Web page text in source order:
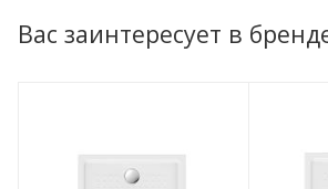
Вас заинтересует в